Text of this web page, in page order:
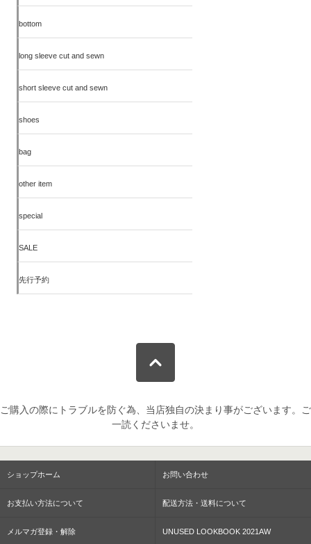
bottom
long sleeve cut and sewn
short sleeve cut and sewn
shoes
bag
other item
special
SALE
先行予約
ご購入の際にトラブルを防ぐ為、当店独自の決まり事がございます。ご
一読くださいませ。
ショップホーム お問い合わせ
お支払い方法について 配送方法・送料について
メルマガ登録・解除 UNUSED LOOKBOOK 2021AW